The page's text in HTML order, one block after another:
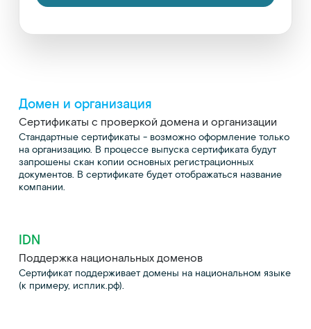
Домен и организация
Сертификаты с проверкой домена и организации
Стандартные сертификаты - возможно оформление только
на организацию. В процессе выпуска сертификата будут
запрошены скан копии основных регистрационных
документов. В сертификате будет отображаться название
компании.
IDN
Поддержка национальных доменов
Сертификат поддерживает домены на национальном языке
(к примеру, исплик.рф).